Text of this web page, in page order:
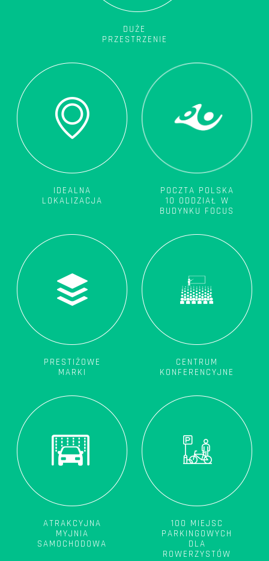
DUŻE
PRZESTRZENIE
IDEALNA
LOKALIZACJA
POCZTA POLSKA
10 ODDZIAŁ W
BUDYNKU FOCUS
PRESTIŻOWE
MARKI
CENTRUM
KONFERENCYJNE
ATRAKCYJNA
MYJNIA
SAMOCHODOWA
100 MIEJSC
PARKINGOWYCH
DLA
ROWERZYSTÓW